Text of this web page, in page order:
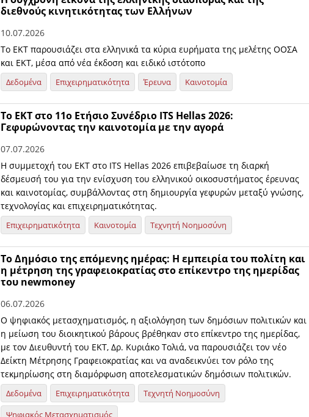
διεθνούς κινητικότητας των Ελλήνων
10.07.2026
Το ΕΚΤ παρουσιάζει στα ελληνικά τα κύρια ευρήματα της μελέτης ΟΟΣΑ
και ΕΚΤ, μέσα από νέα έκδοση και ειδικό ιστότοπο
Δεδομένα Επιχειρηματικότητα Έρευνα Καινοτομία
Το ΕΚΤ στο 11ο Ετήσιο Συνέδριο ITS Hellas 2026:
Γεφυρώνοντας την καινοτομία με την αγορά
07.07.2026
Η συμμετοχή του ΕΚΤ στο ITS Hellas 2026 επιβεβαίωσε τη διαρκή
δέσμευσή του για την ενίσχυση του ελληνικού οικοσυστήματος έρευνας
και καινοτομίας, συμβάλλοντας στη δημιουργία γεφυρών μεταξύ γνώσης,
τεχνολογίας και επιχειρηματικότητας.
Επιχειρηματικότητα Καινοτομία Τεχνητή Νοημοσύνη
Το Δημόσιο της επόμενης ημέρας: Η εμπειρία του πολίτη και
η μέτρηση της γραφειοκρατίας στο επίκεντρο της ημερίδας
του newmoney
06.07.2026
Ο ψηφιακός μετασχηματισμός, η αξιολόγηση των δημόσιων πολιτικών και
η μείωση του διοικητικού βάρους βρέθηκαν στο επίκεντρο της ημερίδας,
με τον Διευθυντή του ΕΚΤ, Δρ. Κυριάκο Τολιά, να παρουσιάζει τον νέο
Δείκτη Μέτρησης Γραφειοκρατίας και να αναδεικνύει τον ρόλο της
τεκμηρίωσης στη διαμόρφωση αποτελεσματικών δημόσιων πολιτικών.
Δεδομένα Επιχειρηματικότητα
Τεχνητή Νοημοσύνη
Ψηφιακός Μετασχηματισμός